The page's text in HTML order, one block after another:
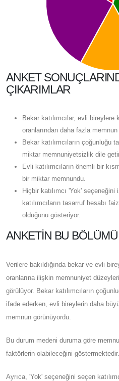
ANKET
ÇIKARIMLAR
Bekar katılımcılar, evli bireylere
oranlarından daha fazla
Bekar katılımcıların çoğunluğu
miktar memnuniyetsizlik dile
Evli katılımcıların önemli bir
bir miktar memnundu.
Hiçbir katılımcı 'Yok'
katılımcıların tasarruf hesabı
olduğunu gösteriyor.
ANKETIN BU
Verilere bakıldığında bekar ve evli
oranlarına ilişkin memnuniyet
görülüyor. Bekar katılımcıların
ifade ederken, evli bireylerin daha
memnun görünüyordu.
Bu durum medeni duruma göre
faktörlerin olabileceğini göstermektedir.
Ayrıca, 'Yok' seçeneğini seçen